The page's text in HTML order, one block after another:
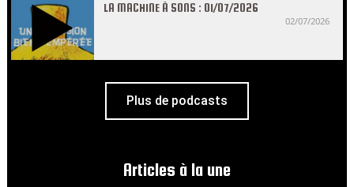
LA MACHINE À SONS : 01/07/2026
02/07/2026
Plus de podcasts
Articles à la une